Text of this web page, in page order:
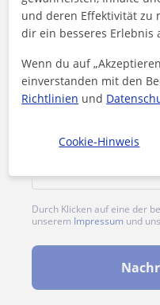
Durch Klicken auf eine der
unserem Impressum und
und deren Effektivität zu
dir ein besseres Erlebnis
Wenn du auf
einverstanden mit den
Richtlinien und
Cookie-Hinweis